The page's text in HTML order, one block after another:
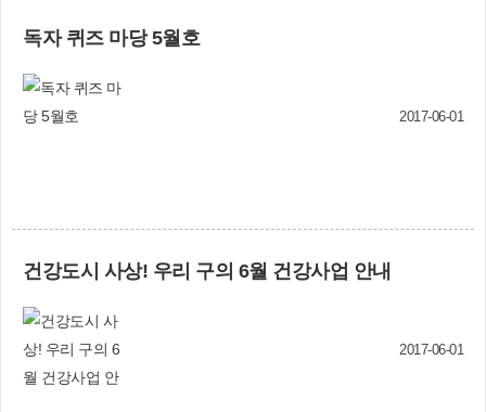
독자 퀴즈 마당 5월호
2017-06-01
건강도시 사상! 우리 구의 6월 건강사업 안내
2017-06-01